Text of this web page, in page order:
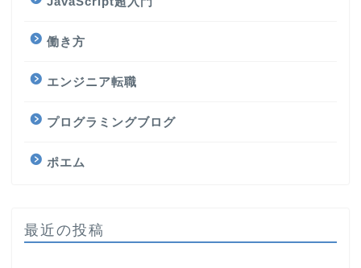
働き方
エンジニア転職
プログラミングブログ
ポエム
最近の投稿